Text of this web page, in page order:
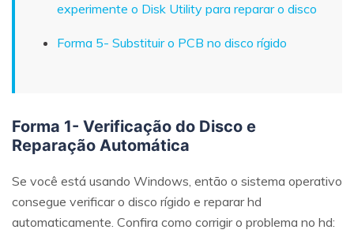
experimente o Disk Utility para reparar o disco
Forma 5- Substituir o PCB no disco rígido
Forma 1- Verificação do Disco e
Reparação Automática
Se você está usando Windows, então o sistema operativo
consegue verificar o disco rígido e reparar hd
automaticamente. Confira como corrigir o problema no hd: